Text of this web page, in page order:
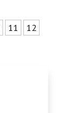
11
12